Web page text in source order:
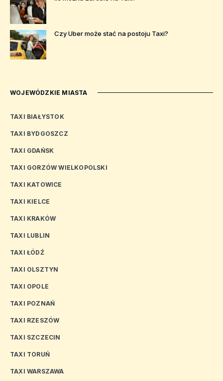
Czy Uber może stać na postoju Taxi?
WOJEWÓDZKIE MIASTA
TAXI BIAŁYSTOK
TAXI BYDGOSZCZ
TAXI GDAŃSK
TAXI GORZÓW WIELKOPOLSKI
TAXI KATOWICE
TAXI KIELCE
TAXI KRAKÓW
TAXI LUBLIN
TAXI ŁÓDŹ
TAXI OLSZTYN
TAXI OPOLE
TAXI POZNAŃ
TAXI RZESZÓW
TAXI SZCZECIN
TAXI TORUŃ
TAXI WARSZAWA